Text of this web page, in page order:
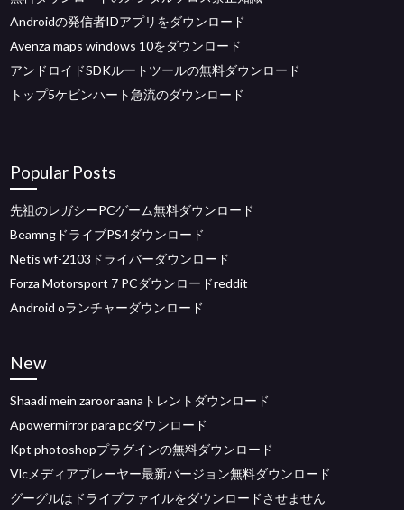
Androidの発信者IDアプリをダウンロード
Avenza maps windows 10をダウンロード
アンドロイドSDKルートツールの無料ダウンロード
トップ5ケビンハート急流のダウンロード
Popular Posts
先祖のレガシーPCゲーム無料ダウンロード
BeamngドライブPS4ダウンロード
Netis wf-2103ドライバーダウンロード
Forza Motorsport 7 PCダウンロードreddit
Android oランチャーダウンロード
New
Shaadi mein zaroor aanaトレントダウンロード
Apowermirror para pcダウンロード
Kpt photoshopプラグインの無料ダウンロード
Vlcメディアプレーヤー最新バージョン無料ダウンロード
グーグルはドライブファイルをダウンロードさせません